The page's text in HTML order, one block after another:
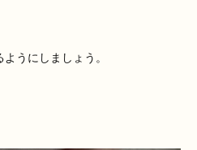
うにしましょう。